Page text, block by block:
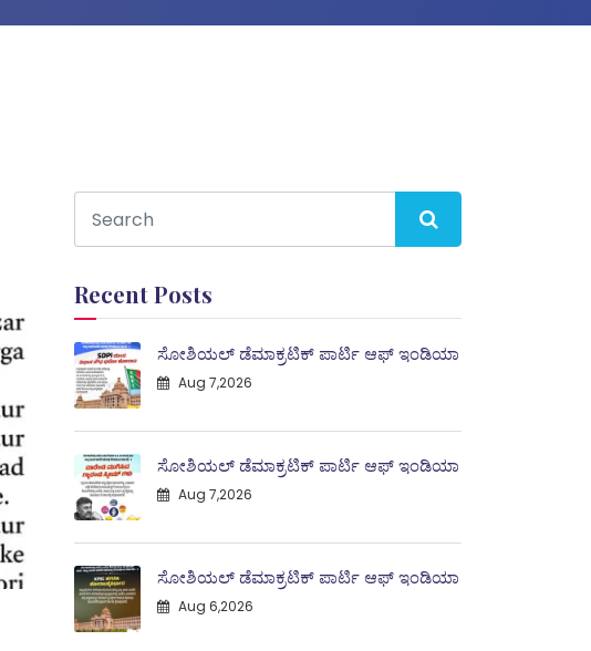
Recent Posts
ಸೋಶಿಯಲ್ ಡೆಮಾಕ್ರಟಿಕ್ ಪಾರ್ಟಿ ಆಫ್ ಇಂಡಿಯಾ
Aug 7,2026
ಸೋಶಿಯಲ್ ಡೆಮಾಕ್ರಟಿಕ್ ಪಾರ್ಟಿ ಆಫ್ ಇಂಡಿಯಾ
Aug 7,2026
ಸೋಶಿಯಲ್ ಡೆಮಾಕ್ರಟಿಕ್ ಪಾರ್ಟಿ ಆಫ್ ಇಂಡಿಯಾ
Aug 6,2026